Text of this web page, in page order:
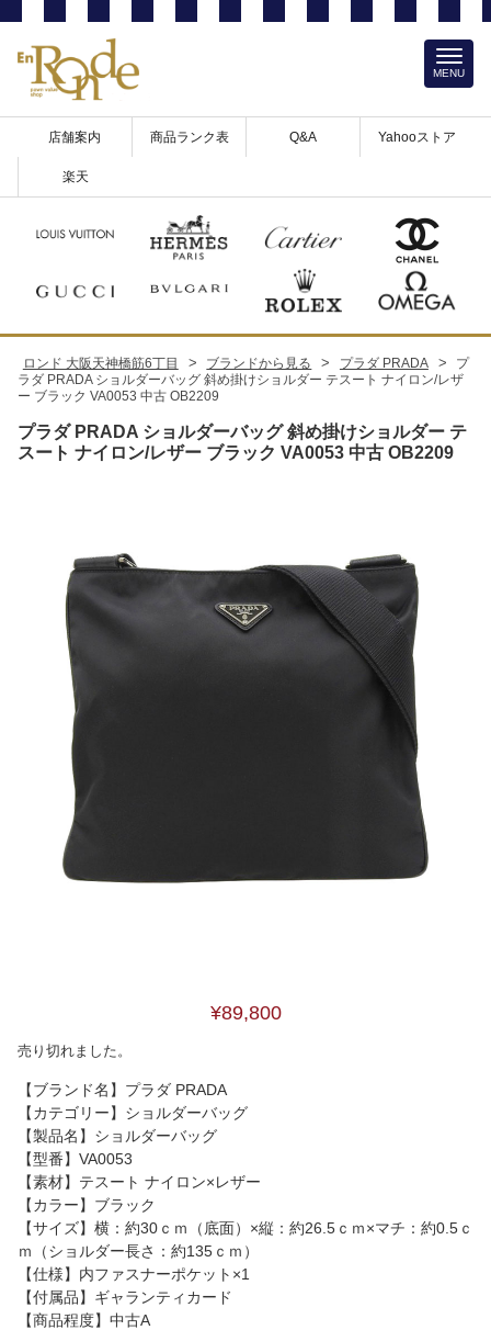
店舗案内 商品ランク表 Q&A Yahooストア
楽天
MENU
ロンド 大阪天神橋筋6丁目 > ブランドから見る > プラダ PRADA >
プ
ラダ PRADA ショルダーバッグ 斜め掛けショルダー テスート ナイロン/レザ
ー ブラック VA0053 中古 OB2209
プラダ PRADA ショルダーバッグ 斜め掛けショルダー テ
スート ナイロン/レザー ブラック VA0053 中古 OB2209
¥89,800
売り切れました。
【ブランド名】プラダ PRADA
【カテゴリー】ショルダーバッグ
【製品名】ショルダーバッグ
【型番】VA0053
【素材】テスート ナイロン×レザー
【カラー】ブラック
【サイズ】横：約30ｃｍ（底面）×縦：約26.5ｃｍ×マチ：約0.5ｃ
ｍ（ショルダー長さ：約135ｃｍ）
【仕様】内ファスナーポケット×1
【付属品】ギャランティカード
【商品程度】中古A